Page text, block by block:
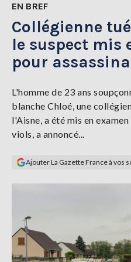
TENDANCES
SERVICES
LA
GAZETTE
Se
connecter
S'abonner
EN BREF
Collégienne
le suspect mis
pour
L'homme de 23 ans
blanche Chloé, une
l'Aisne, a été mis en
viols, a annoncé...
Ajouter La Gazette France à vos